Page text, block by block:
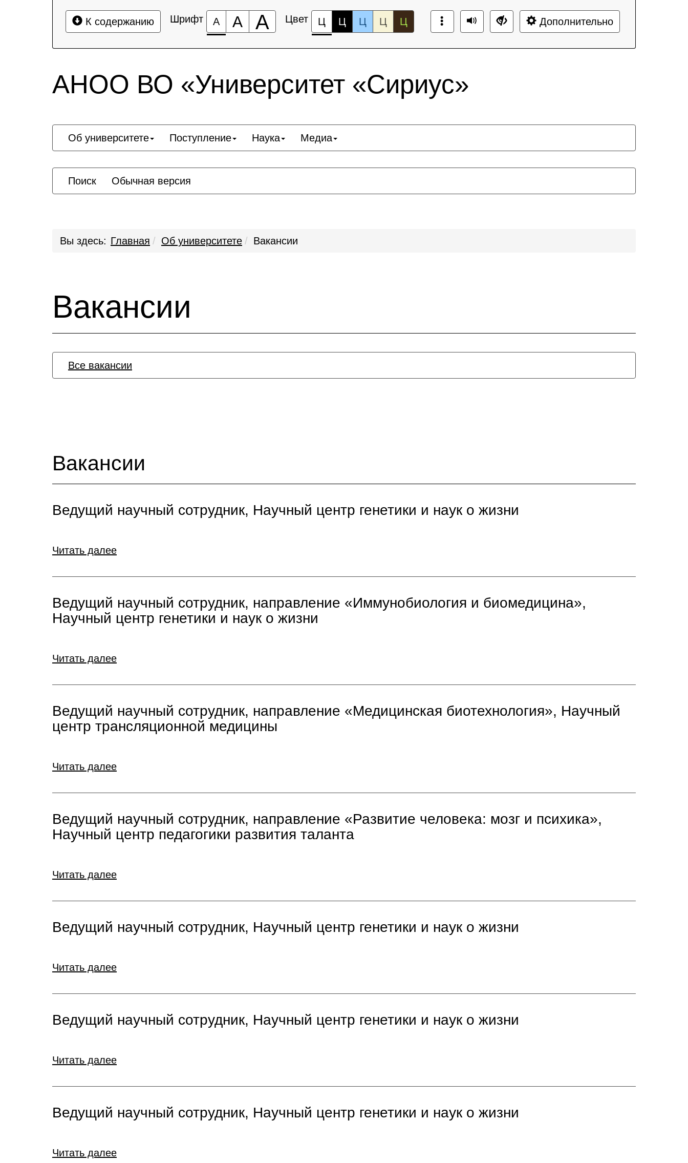
К содержанию Шрифт А А А Цвет Ц Ц Ц Ц Ц Дополнительно
АНОО ВО «Университет «Сириус»
Об университете Поступление Наука Медиа
Поиск Обычная версия
Вы здесь: Главная Об университете Вакансии
Вакансии
Все вакансии
Вакансии
Ведущий научный сотрудник, Научный центр генетики и наук о жизни
Читать далее
Ведущий научный сотрудник, направление «Иммунобиология и биомедицина»,
Научный центр генетики и наук о жизни
Читать далее
Ведущий научный сотрудник, направление «Медицинская биотехнология», Научный
центр трансляционной медицины
Читать далее
Ведущий научный сотрудник, направление «Развитие человека: мозг и психика»,
Научный центр педагогики развития таланта
Читать далее
Ведущий научный сотрудник, Научный центр генетики и наук о жизни
Читать далее
Ведущий научный сотрудник, Научный центр генетики и наук о жизни
Читать далее
Ведущий научный сотрудник, Научный центр генетики и наук о жизни
Читать далее